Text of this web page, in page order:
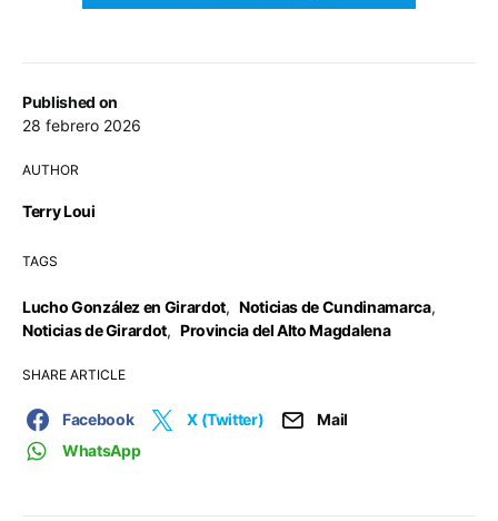
Published on
28 febrero 2026
AUTHOR
Terry Loui
TAGS
Lucho González en Girardot, Noticias de Cundinamarca,
Noticias de Girardot, Provincia del Alto Magdalena
SHARE ARTICLE
Facebook X (Twitter)
Mail
WhatsApp